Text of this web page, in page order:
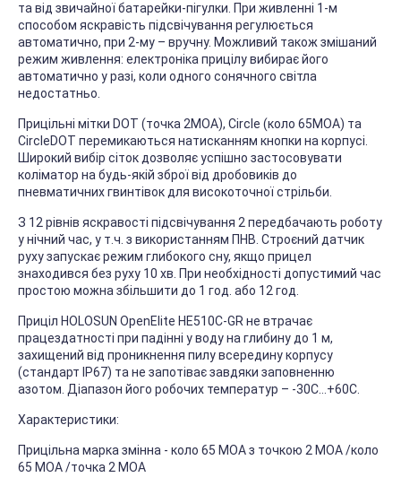
та від звичайної батарейки-пігулки. При живленні 1-м
способом яскравість підсвічування регулюється
автоматично, при 2-му – вручну. Можливий також змішаний
режим живлення: електроніка прицілу вибирає його
автоматично у разі, коли одного сонячного світла
недостатньо.
Прицільні мітки DOT (точка 2МОА), Circle (коло 65МОА) та
CircleDOT перемикаються натисканням кнопки на корпусі.
Широкий вибір сіток дозволяє успішно застосовувати
коліматор на будь-якій зброї від дробовиків до
пневматичних гвинтівок для високоточної стрільби.
З 12 рівнів яскравості підсвічування 2 передбачають роботу
у нічний час, у т.ч. з використанням ПНВ. Строєний датчик
руху запускає режим глибокого сну, якщо прицел
знаходився без руху 10 хв. При необхідності допустимий час
простою можна збільшити до 1 год. або 12 год.
Приціл HOLOSUN ОреnElite НE510C-GR не втрачає
працездатності при падінні у воду на глибину до 1 м,
захищений від проникнення пилу всередину корпусу
(стандарт ІР67) та не запотіває завдяки заповненню
азотом. Діапазон його робочих температур – -30С…+60С.
Характеристики:
Прицільна марка змінна - коло 65 МОА з точкою 2 МОА /коло
65 МОА /точка 2 МОА